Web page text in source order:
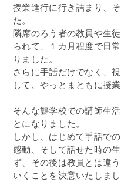
授業進行に行き詰まり、
た。
隣席のろう者の教員や生
られて、１カ月程度で日
りました。
さらに手話だけでなく、
して、やっとまともに授
そんな聾学校での講師生
とになりました。
しかし、はじめて手話で
感動、そして話せた時の
ず、その後は教員とは違
いくことを決意いたしまし